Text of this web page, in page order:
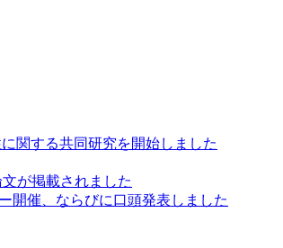
関する共同研究を開始しました
文が掲載されました
開催、ならびに口頭発表しました